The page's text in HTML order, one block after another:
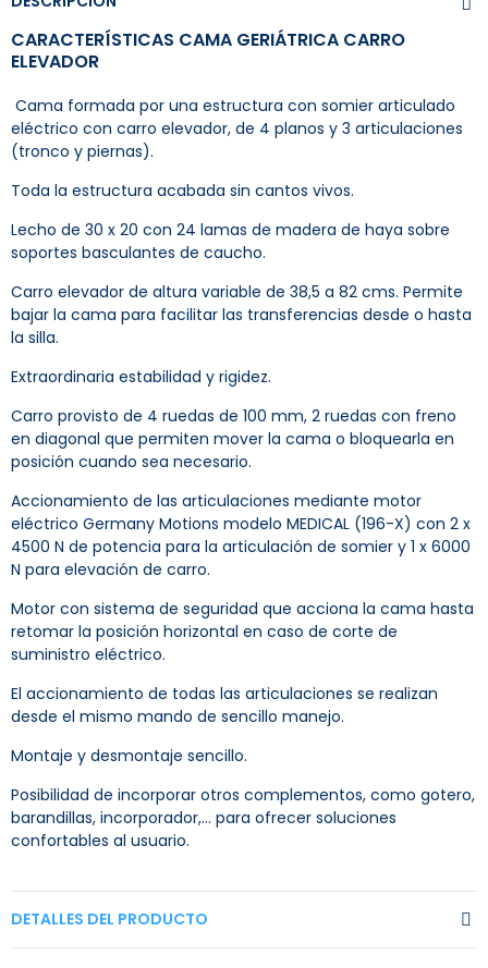
CARACTERÍSTICAS CAMA GERIÁTRICA CARRO
ELEVADOR
Cama formada por una estructura con somier articulado
eléctrico con carro elevador, de 4 planos y 3 articulaciones
(tronco y piernas).
Toda la estructura acabada sin cantos vivos.
Lecho de 30 x 20 con 24 lamas de madera de haya sobre
soportes basculantes de caucho.
Carro elevador de altura variable de 38,5 a 82 cms. Permite
bajar la cama para facilitar las transferencias desde o hasta
la silla.
Extraordinaria estabilidad y rigidez.
Carro provisto de 4 ruedas de 100 mm, 2 ruedas con freno
en diagonal que permiten mover la cama o bloquearla en
posición cuando sea necesario.
Accionamiento de las articulaciones mediante motor
eléctrico Germany Motions modelo MEDICAL (196-X) con 2 x
4500 N de potencia para la articulación de somier y 1 x 6000
N para elevación de carro.
Motor con sistema de seguridad que acciona la cama hasta
retomar la posición horizontal en caso de corte de
suministro eléctrico.
El accionamiento de todas las articulaciones se realizan
desde el mismo mando de sencillo manejo.
Montaje y desmontaje sencillo.
Posibilidad de incorporar otros complementos, como gotero,
barandillas, incorporador,… para ofrecer soluciones
confortables al usuario.
DETALLES DEL PRODUCTO